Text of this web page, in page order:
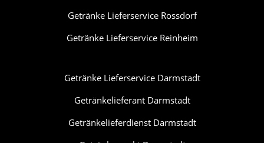
Getränke Lieferservice Rossdorf
Getränke Lieferservice Reinheim
Getränke Lieferservice Darmstadt
Getränkelieferant Darmstadt
Getränkelieferdienst Darmstadt